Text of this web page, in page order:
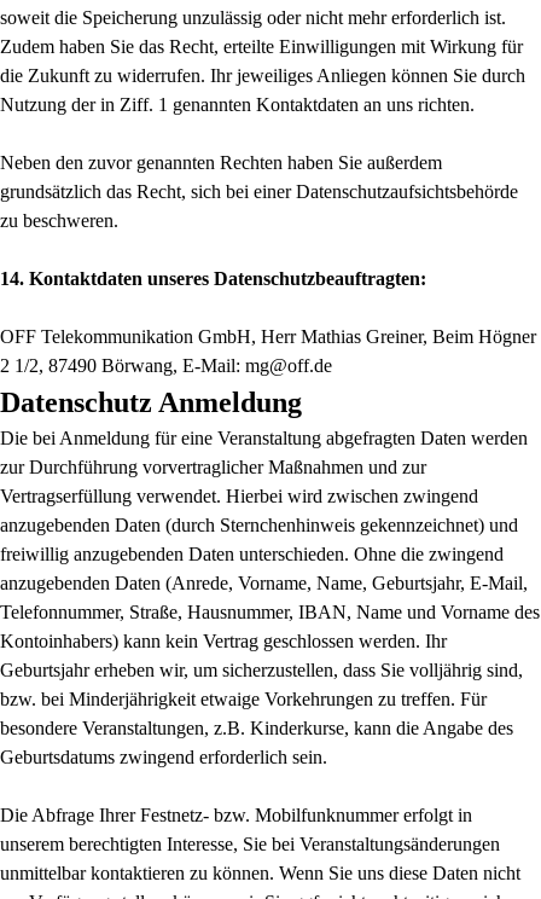
soweit die Speicherung unzulässig oder nicht mehr erforderlich ist.
Zudem haben Sie das Recht, erteilte Einwilligungen mit Wirkung für
die Zukunft zu widerrufen. Ihr jeweiliges Anliegen können Sie durch
Nutzung der in Ziff. 1 genannten Kontaktdaten an uns richten.
Neben den zuvor genannten Rechten haben Sie außerdem
grundsätzlich das Recht, sich bei einer Datenschutzaufsichtsbehörde
zu beschweren.
14. Kontaktdaten unseres Datenschutzbeauftragten:
OFF Telekommunikation GmbH, Herr Mathias Greiner, Beim Högner
2 1/2, 87490 Börwang, E-Mail: mg@off.de
Datenschutz Anmeldung
Die bei Anmeldung für eine Veranstaltung abgefragten Daten werden
zur Durchführung vorvertraglicher Maßnahmen und zur
Vertragserfüllung verwendet. Hierbei wird zwischen zwingend
anzugebenden Daten (durch Sternchenhinweis gekennzeichnet) und
freiwillig anzugebenden Daten unterschieden. Ohne die zwingend
anzugebenden Daten (Anrede, Vorname, Name, Geburtsjahr, E-Mail,
Telefonnummer, Straße, Hausnummer, IBAN, Name und Vorname des
Kontoinhabers) kann kein Vertrag geschlossen werden. Ihr
Geburtsjahr erheben wir, um sicherzustellen, dass Sie volljährig sind,
bzw. bei Minderjährigkeit etwaige Vorkehrungen zu treffen. Für
besondere Veranstaltungen, z.B. Kinderkurse, kann die Angabe des
Geburtsdatums zwingend erforderlich sein.
Die Abfrage Ihrer Festnetz- bzw. Mobilfunknummer erfolgt in
unserem berechtigten Interesse, Sie bei Veranstaltungsänderungen
unmittelbar kontaktieren zu können. Wenn Sie uns diese Daten nicht